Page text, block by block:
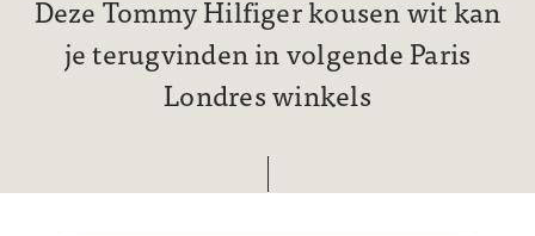
Deze Tommy Hilfiger kousen wit kan
je terugvinden in volgende Paris
Londres winkels